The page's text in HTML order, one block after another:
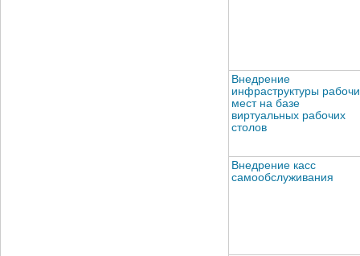
Внедрение
инфраструктуры
мест на базе
виртуальных рабочих
столов
Внедрение касс
самообслуживания